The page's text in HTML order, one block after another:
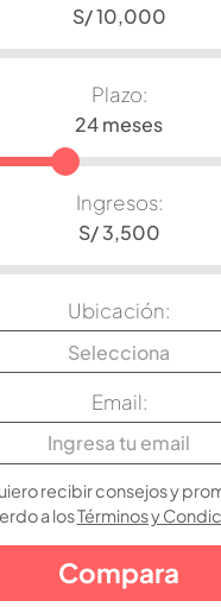
Plazo:
Ingresos:
Ubicación:
Selecciona
Email:
recibir consejos y
a losTérminos y